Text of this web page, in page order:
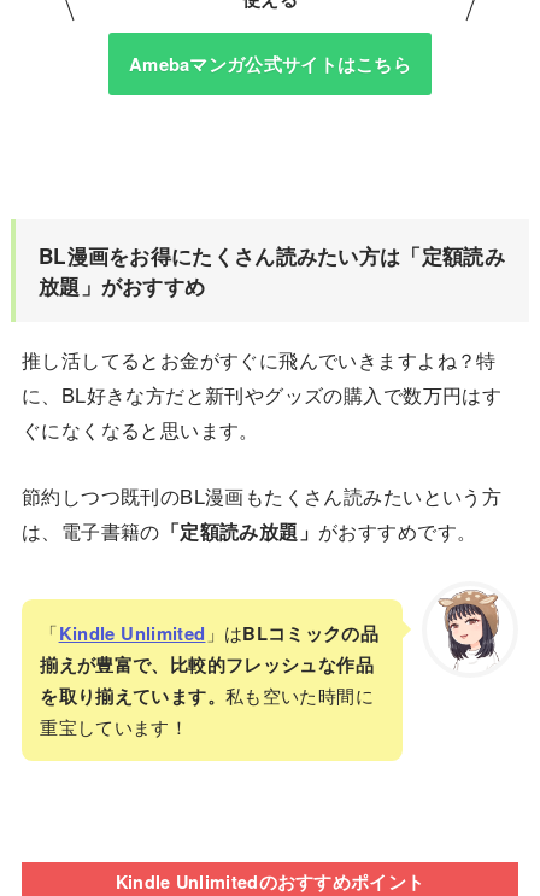
Amebaマンガ公式サイトはこちら
BL漫画をお得にたくさん読みたい方は「定額読み
放題」がおすすめ
推し活してるとお金がすぐに飛んでいきますよね？特
に、BL好きな方だと新刊やグッズの購入で数万円はす
ぐになくなると思います。
節約しつつ既刊のBL漫画もたくさん読みたいという方
は、電子書籍の 「定額読み放題」 がおすすめです。
「Kindle Unlimited 」はBLコミックの品
揃えが豊富で、比較的フレッシュな作品
を取り揃えています。 私も空いた時間に
重宝しています！
Kindle Unlimitedのおすすめポイント